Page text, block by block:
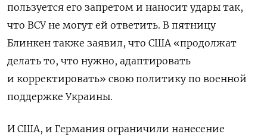
пользуется его запретом и наносит удары так,
что ВСУ не могут ей ответить. В пятницу
Блинкен также заявил, что США «продолжат
делать то, что нужно, адаптировать
и корректировать» свою политику по военной
поддержке Украины.
И США, и Германия ограничили нанесение